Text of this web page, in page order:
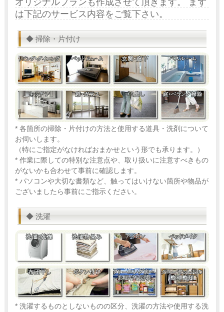
は下記のサービス内容をご覧下さい。
◆ 掃除・片付け
* 各箇所の掃除・片付けの方法と使用する道具・洗剤について
お伺いします。
（特にご指定がなければおまかせという形でも承ります。）
* 作業に際しての特別な注意点や、取り扱いに注意すべきもの
がないかも合わせて事前に確認します。
* パソコンや大切な書類など、触ってはいけない箇所や物品が
ございましたら事前にご指示ください。
◆ 洗濯
* 洗濯するものとしないものの区分、洗濯の方法や使用する洗